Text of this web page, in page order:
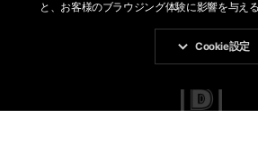
PUBG IS A REGISTERED TRADEMARK OR
と、お客様のブラウジング体験に影響を与え
Cookie設定